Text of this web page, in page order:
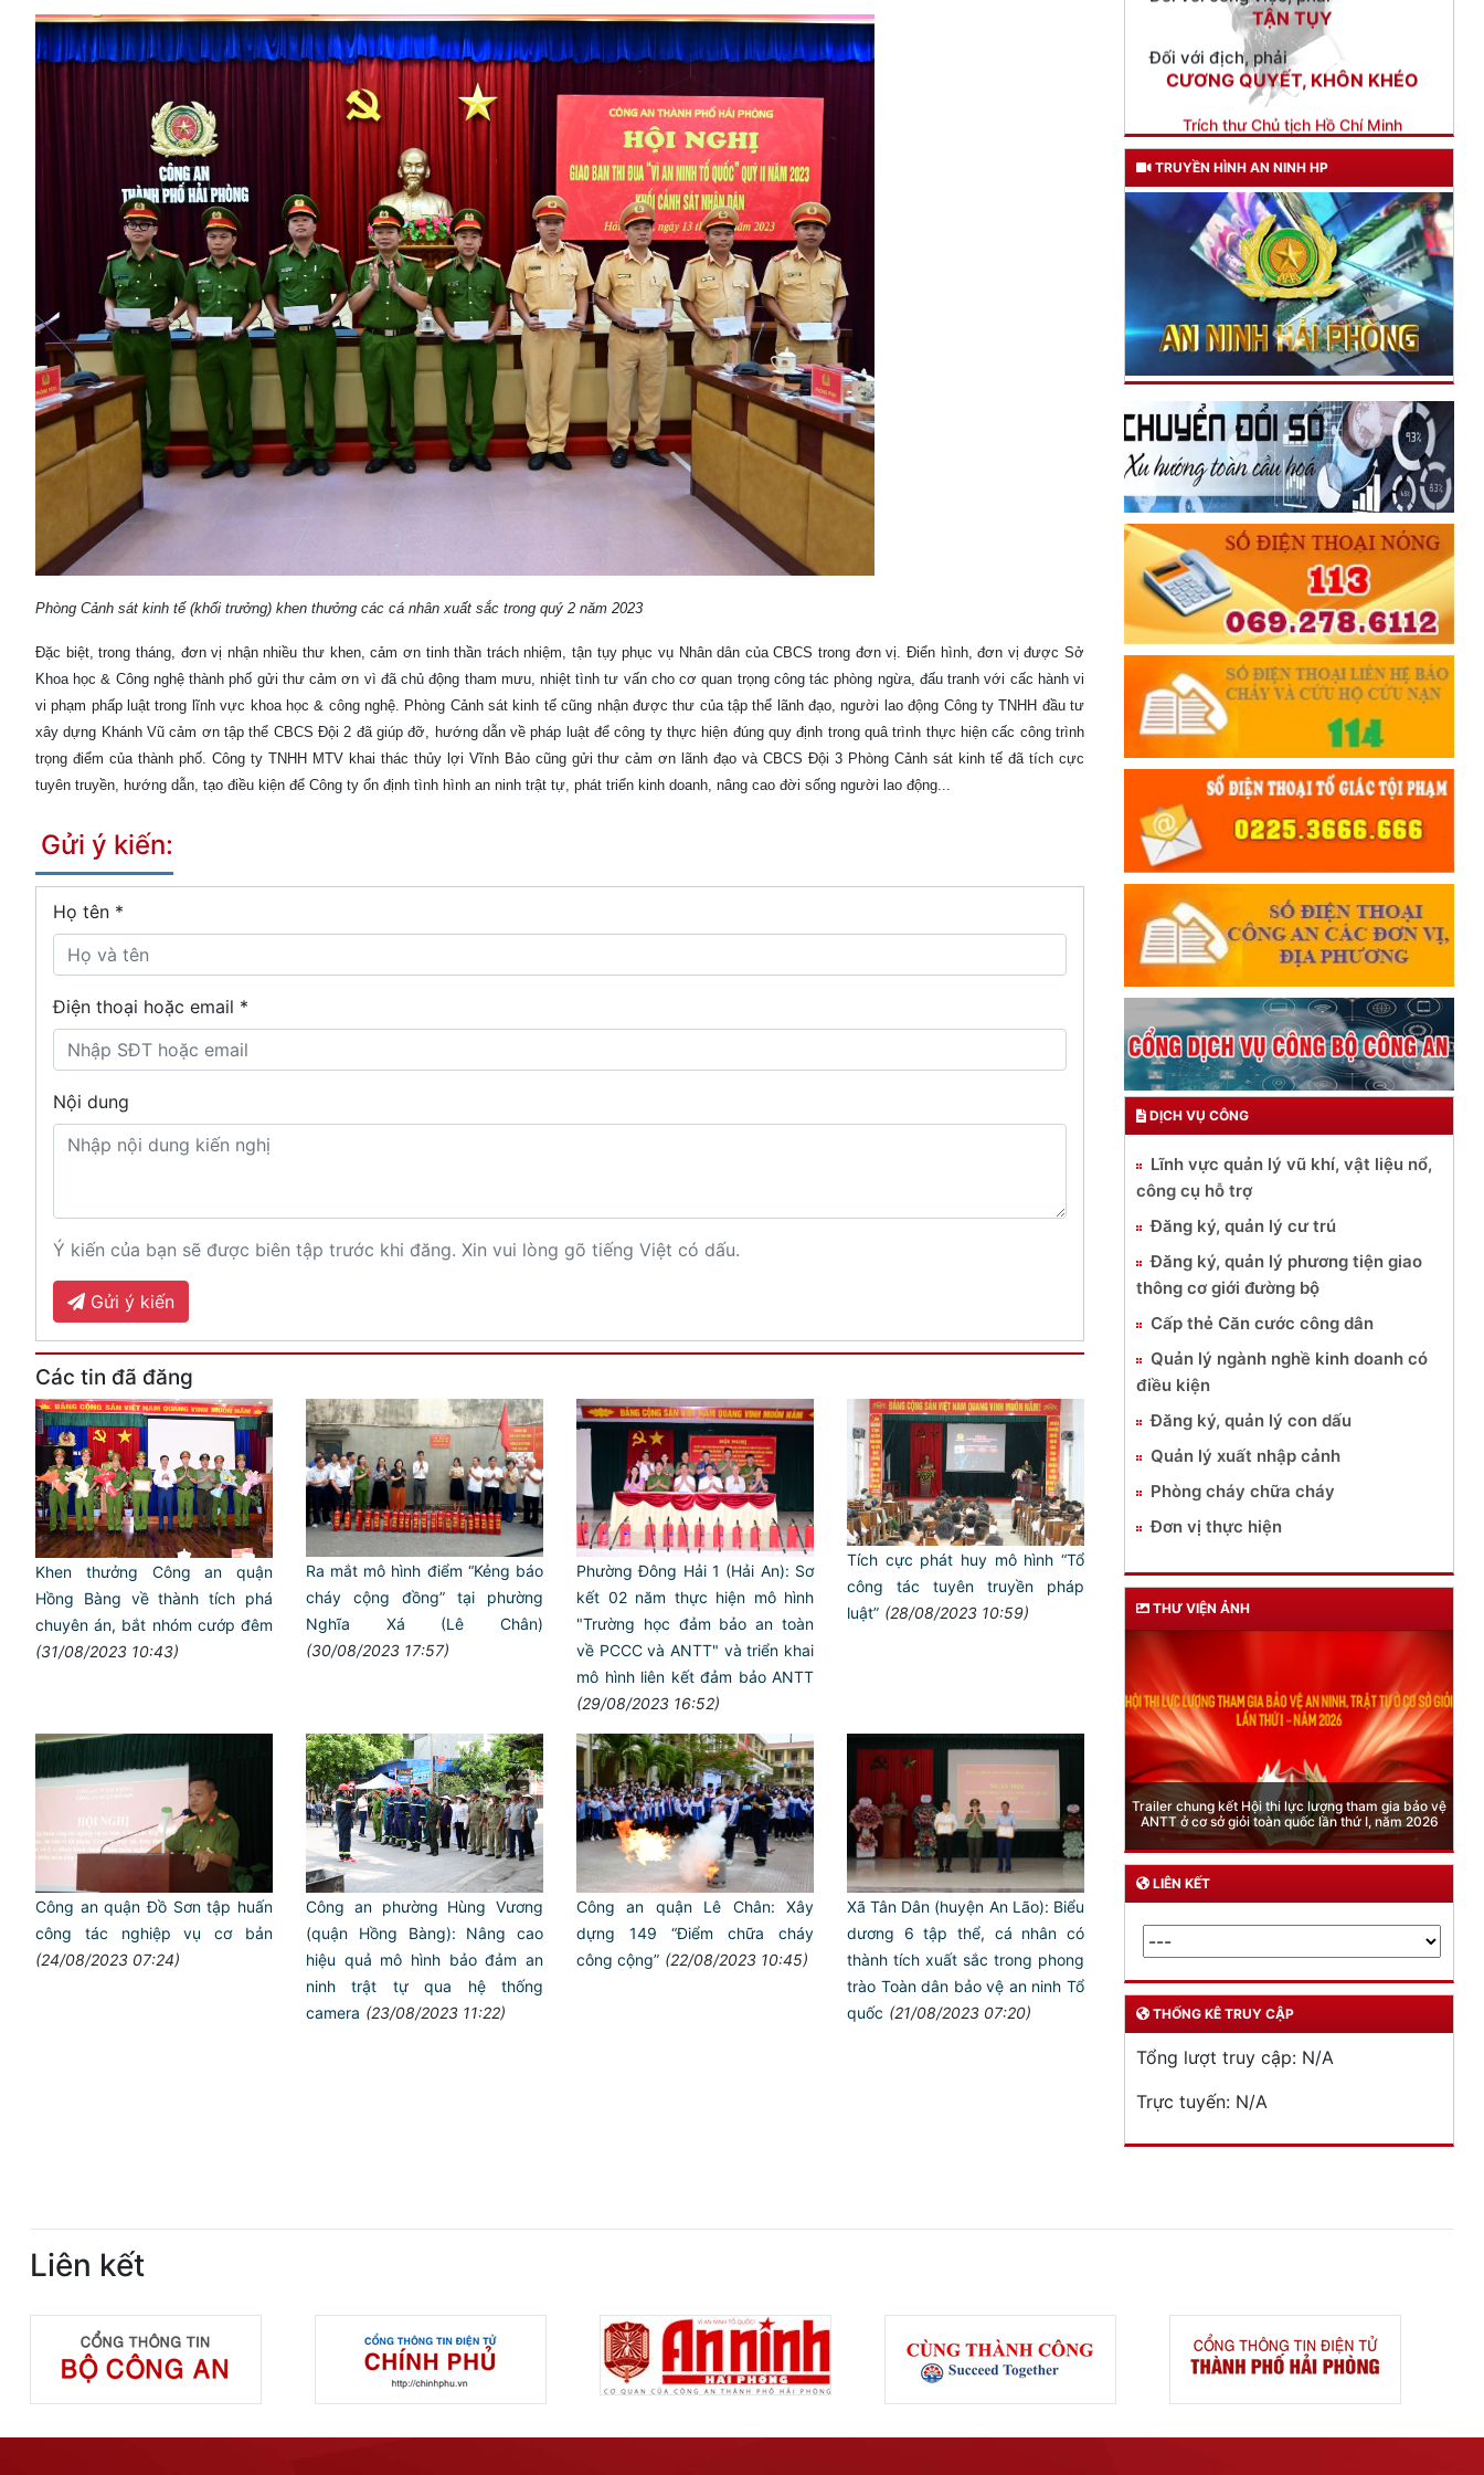
Phòng Cảnh sát kinh tế (khối trưởng) khen thưởng các cá nhân xuất sắc trong quý 2 năm 2023
Đặc biệt, trong tháng, đơn vị nhận nhiều thư khen, cảm ơn tinh thần trách nhiệm, tận tụy phục vụ Nhân dân của CBCS trong đơn vị. Điển hình, đơn vị được Sở
Khoa học & Công nghệ thành phố gửi thư cảm ơn vì đã chủ động tham mưu, nhiệt tình tư vấn cho cơ quan trọng công tác phòng ngừa, đấu tranh với cấc hành vi
vi phạm phấp luật trong lĩnh vực khoa học & công nghệ. Phòng Cảnh sát kinh tế cũng nhận được thư của tập thể lãnh đạo, người lao động Công ty TNHH đầu tư
xây dựng Khánh Vũ cảm ơn tập thể CBCS Đội 2 đã giúp đỡ, hướng dẫn về pháp luật để công ty thực hiện đúng quy định trong quâ trình thực hiện cấc công trình
trọng điểm của thành phố. Công ty TNHH MTV khai thác thủy lợi Vĩnh Bảo cũng gửi thư cảm ơn lãnh đạo và CBCS Đội 3 Phòng Cảnh sát kinh tế đã tích cực
tuyên truyền, hướng dẫn, tạo điều kiện để Công ty ổn định tình hình an ninh trật tự, phát triển kinh doanh, nâng cao đời sống người lao động...
Gửi ý kiến:
Họ tên *
Điện thoại hoặc email *
Nội dung
Ý kiến của bạn sẽ được biên tập trước khi đăng. Xin vui lòng gõ tiếng Việt có dấu.
Gửi ý kiến
Các tin đã đăng
Khen thưởng Công an quận
Hồng Bàng về thành tích phá
chuyên án, bắt nhóm cướp đêm
(31/08/2023 10:43)
Ra mắt mô hình điểm “Kẻng báo
cháy cộng đồng” tại phường
Nghĩa Xá (Lê Chân)
(30/08/2023 17:57)
Phường Đông Hải 1 (Hải An): Sơ
kết 02 năm thực hiện mô hình
"Trường học đảm bảo an toàn
về PCCC và ANTT" và triển khai
mô hình liên kết đảm bảo ANTT
(29/08/2023 16:52)
Tích cực phát huy mô hình “Tổ
công tác tuyên truyền pháp
luật” (28/08/2023 10:59)
Công an quận Đồ Sơn tập huấn
công tác nghiệp vụ cơ bản
(24/08/2023 07:24)
Công an phường Hùng Vương
(quận Hồng Bàng): Nâng cao
hiệu quả mô hình bảo đảm an
ninh trật tự qua hệ thống
camera (23/08/2023 11:22)
Công an quận Lê Chân: Xây
dựng 149 “Điểm chữa cháy
công cộng” (22/08/2023 10:45)
Xã Tân Dân (huyện An Lão): Biểu
dương 6 tập thể, cá nhân có
thành tích xuất sắc trong phong
trào Toàn dân bảo vệ an ninh Tổ
quốc (21/08/2023 07:20)
CƯƠNG QUYẾT, KHÔN KHÉO
Trích thư Chủ tịch Hồ Chí Minh
gửi Công an Khu XII,
ngày 11 tháng 3 năm 1948.
TRUYỀN HÌNH AN NINH HP
DỊCH VỤ CÔNG
Lĩnh vực quản lý vũ khí, vật liệu nổ,
công cụ hỗ trợ
Đăng ký, quản lý cư trú
Đăng ký, quản lý phương tiện giao
thông cơ giới đường bộ
Cấp thẻ Căn cước công dân
Quản lý ngành nghề kinh doanh có
điều kiện
Đăng ký, quản lý con dấu
Quản lý xuất nhập cảnh
Phòng cháy chữa cháy
Đơn vị thực hiện
THƯ VIỆN ẢNH
Trailer chung kết Hội thi lực lượng tham gia bảo vệ
ANTT ở cơ sở giỏi toàn quốc lần thứ I, năm 2026
LIÊN KẾT
THỐNG KÊ TRUY CẬP
Tổng lượt truy cập: N/A
Trực tuyến: N/A
Liên kết